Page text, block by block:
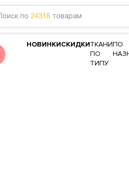
Поиск по 24318 товарам
НОВИНКИСКИДКИТКАНИ
ПО
ТИПУ
ПО